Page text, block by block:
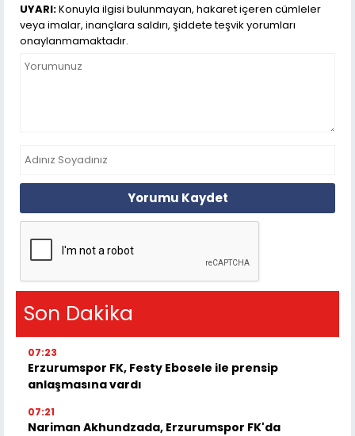
UYARI:Konuyla ilgisi bulunmayan, hakaret içeren cümleler
veya imalar, inançlara saldırı, şiddete teşvik yorumları
onaylanmamaktadır.
Yorumu Kaydet
Son Dakika
07:23
Erzurumspor FK, Festy Ebosele ile prensip
anlaşmasına vardı
07:21
Nariman Akhundzada, Erzurumspor FK'da